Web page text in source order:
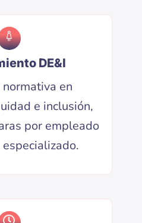
DE&I
en
e inclusión,
por empleado